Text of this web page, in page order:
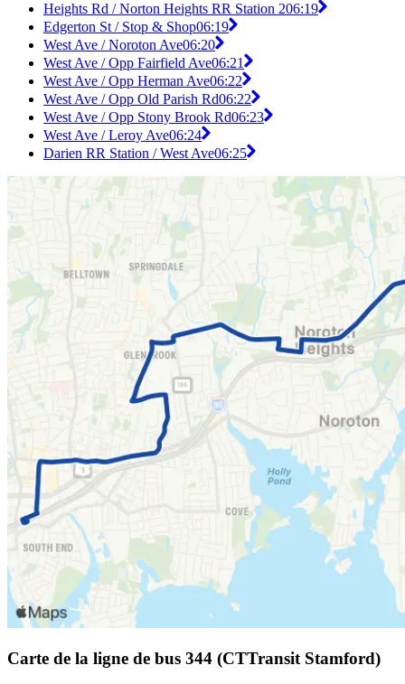
Heights Rd / Norton Heights RR Station 206:19
Edgerton St / Stop & Shop06:19
West Ave / Noroton Ave06:20
West Ave / Opp Fairfield Ave06:21
West Ave / Opp Herman Ave06:22
West Ave / Opp Old Parish Rd06:22
West Ave / Opp Stony Brook Rd06:23
West Ave / Leroy Ave06:24
Darien RR Station / West Ave06:25
Carte de la ligne de bus 344 (CTTransit Stamford)